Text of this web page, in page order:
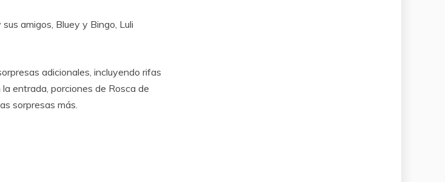
amigos, Bluey y Bingo, Luli
adicionales, incluyendo rifas
entrada, porciones de Rosca de
sorpresas más.